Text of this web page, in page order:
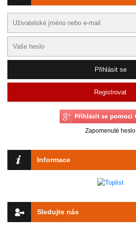
Registrovat
Zapomenuté heslo
Informace
Sledujte nás